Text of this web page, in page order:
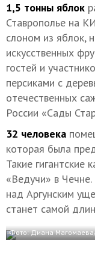
1,5 тонны яблок
Ставрополье на
слоном из яблок,
искусственных
гостей и
персиками с
отечественных
России «Сады
32 человека
которая была
Такие гигантские
«Ведучи» в
над Аргунским
станет самой
Фото: Диана